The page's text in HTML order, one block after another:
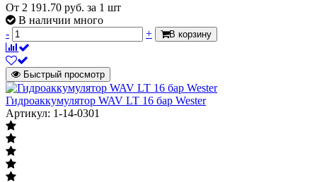
От 2 191.70 руб. за 1 шт
В наличии много
-
+ В корзину
Быстрый просмотр
Гидроаккумулятор WAV LT 16 бар Wester
Артикул: 1-14-0301